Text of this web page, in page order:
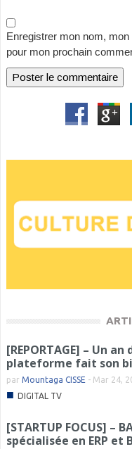
Enregistrer mon nom,
pour mon prochain
[REPORTAGE] – Un
plateforme fait son
par Mountaga CISSE - Mar 24,
■ DIGITAL TV
[STARTUP FOCUS] –
spécialisée en ERP et